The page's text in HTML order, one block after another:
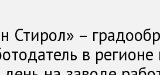
Стирол» –
в регионе